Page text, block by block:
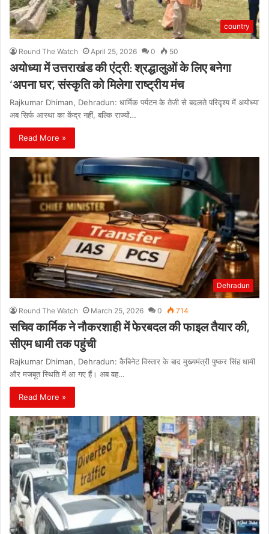
country
Round The Watch April 25, 2026 0 50
अयोध्या में उत्तराखंड की एंट्री: श्रद्धालुओं के लिए बनेगा
‘अपना घर’, संस्कृति को मिलेगा राष्ट्रीय मंच
Rajkumar Dhiman, Dehradun: धार्मिक पर्यटन के तेजी से बदलते परिदृश्य में अयोध्या
अब सिर्फ आस्था का केंद्र नहीं, बल्कि राज्यों…
Read More »
Dehradun
Round The Watch March 25, 2026 0 714
सचिव कार्मिक ने नौकरशाही में फेरबदल की फाइल तैयार की,
सीएम धामी तक पहुंची
Rajkumar Dhiman, Dehradun: कैबिनेट विस्तार के बाद मुख्यमंत्री पुष्कर सिंह धामी
और मजबूत स्थिति में आ गए हैं। अब वह…
Read More »